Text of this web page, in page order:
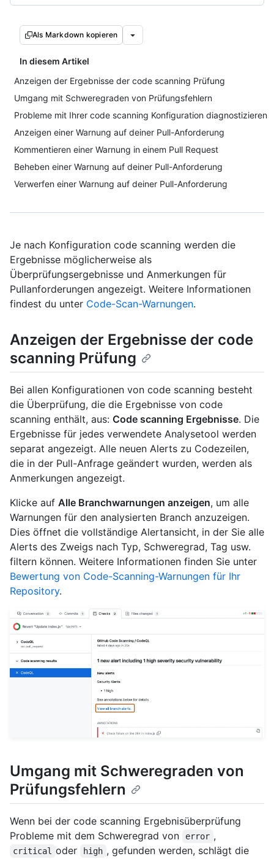
Als Markdown kopieren
In diesem Artikel
Anzeigen der Ergebnisse der code scanning Prüfung
Umgang mit Schweregraden von Prüfungsfehlern
Probleme mit Ihrer code scanning Konfiguration diagnostizieren
Anzeigen einer Warnung auf deiner Pull-Anforderung
Kommentieren einer Warnung in einem Pull Request
Beheben einer Warnung auf deiner Pull-Anforderung
Verwerfen einer Warnung auf deiner Pull-Anforderung
Je nach Konfiguration code scanning werden die
Ergebnisse möglicherweise als
Überprüfungsergebnisse und Anmerkungen für
Pullanforderungen angezeigt. Weitere Informationen
findest du unter Code-Scan-Warnungen.
Anzeigen der Ergebnisse der code
scanning Prüfung
Bei allen Konfigurationen von code scanning besteht
die Überprüfung, die die Ergebnisse von code
scanning enthält, aus: Code scanning Ergebnisse. Die
Ergebnisse für jedes verwendete Analysetool werden
separat angezeigt. Alle neuen Alerts zu Codezeilen,
die in der Pull-Anfrage geändert wurden, werden als
Anmerkungen angezeigt.
Klicke auf Alle Branchwarnungen anzeigen, um alle
Warnungen für den analysierten Branch anzuzeigen.
Dies öffnet die vollständige Alertansicht, in der Sie alle
Alerts des Zweigs nach Typ, Schweregrad, Tag usw.
filtern können. Weitere Informationen finden Sie unter
Bewertung von Code-Scanning-Warnungen für Ihr
Repository.
Umgang mit Schweregraden von
Prüfungsfehlern
Wenn bei der code scanning Ergebnisüberprüfung
Probleme mit dem Schweregrad von
error ,
critical oder high , gefunden werden, schlägt die